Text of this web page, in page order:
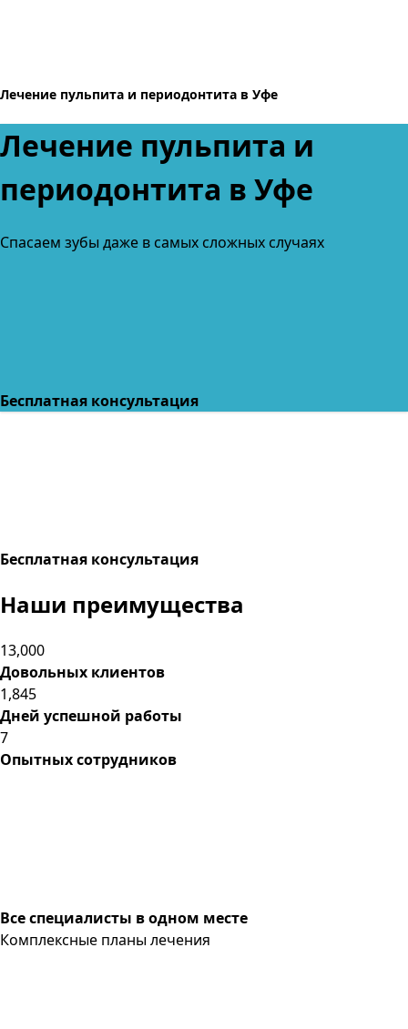
Лечение пульпита и периодонтита в Уфе
Лечение пульпита и
периодонтита в Уфе
Спасаем зубы даже в самых сложных случаях
Бесплатная консультация
Бесплатная консультация
Наши преимущества
13,000
Довольных клиентов
1,845
Дней успешной работы
7
Опытных сотрудников
Все специалисты в одном месте
Комплексные планы лечения